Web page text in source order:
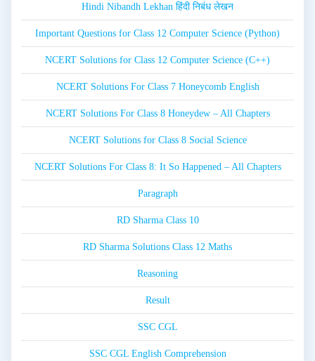
Hindi Nibandh Lekhan हिंदी निबंध लेखन
Important Questions for Class 12 Computer Science (Python)
NCERT Solutions for Class 12 Computer Science (C++)
NCERT Solutions For Class 7 Honeycomb English
NCERT Solutions For Class 8 Honeydew – All Chapters
NCERT Solutions for Class 8 Social Science
NCERT Solutions For Class 8: It So Happened – All Chapters
Paragraph
RD Sharma Class 10
RD Sharma Solutions Class 12 Maths
Reasoning
Result
SSC CGL
SSC CGL English Comprehension